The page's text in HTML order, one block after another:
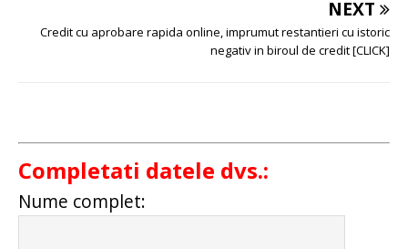
NEXT
Credit cu aprobare rapida online, imprumut restantieri cu istoric
negativ in biroul de credit [CLICK]
Completati datele dvs.:
Nume complet: